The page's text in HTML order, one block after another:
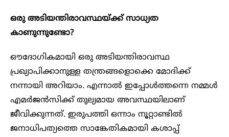
ഒരു അടിയന്തിരാവസ്ഥയ്ക്ക് സാധ്യത
കാണുന്നുണ്ടോ?
ഔദോഗികമായി ഒരു അടിയന്തിരാവസ്ഥ
പ്രഖ്യാപിക്കാനുള്ള തന്ത്രങ്ങളൊക്കെ മോദിക്ക്
നന്നായി അറിയാം. എന്നാൽ ഇപ്പോൾത്തന്നെ നമ്മൾ
എമർജൻസിക്ക് തുല്യമായ അവസ്ഥയിലാണ്
ജീവിക്കുന്നത്. ഇരുപത്തി ഒന്നാം നൂറ്റാണ്ടിൽ
ജനാധിപത്യത്തെ സാങ്കേതികമായി കശാപ്പ്